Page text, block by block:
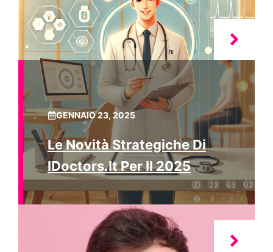
GENNAIO 23, 2025
Le Novità Strategiche Di
IDoctors.it Per Il 2025